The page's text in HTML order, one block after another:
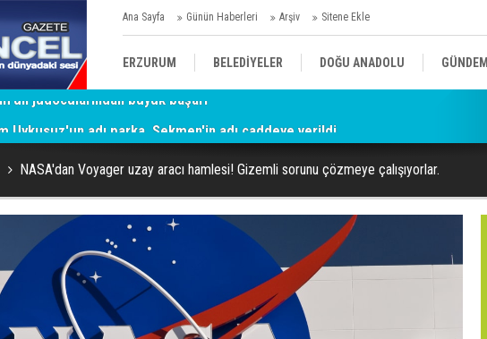
Ana Sayfa Günün Haberleri Arşiv Sitene Ekle
ERZURUM BELEDİYELER DOĞU ANADOLU GÜNDEM
KÜLTÜR/SANAT//MAĞAZİN BODRUM
NASA'dan Voyager uzay aracı hamlesi! Gizemli sorunu çözmeye çalışıyorlar.